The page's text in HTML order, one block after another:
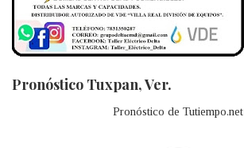
Pronóstico Tuxpan, Ver.
Pronóstico de Tutiempo.net